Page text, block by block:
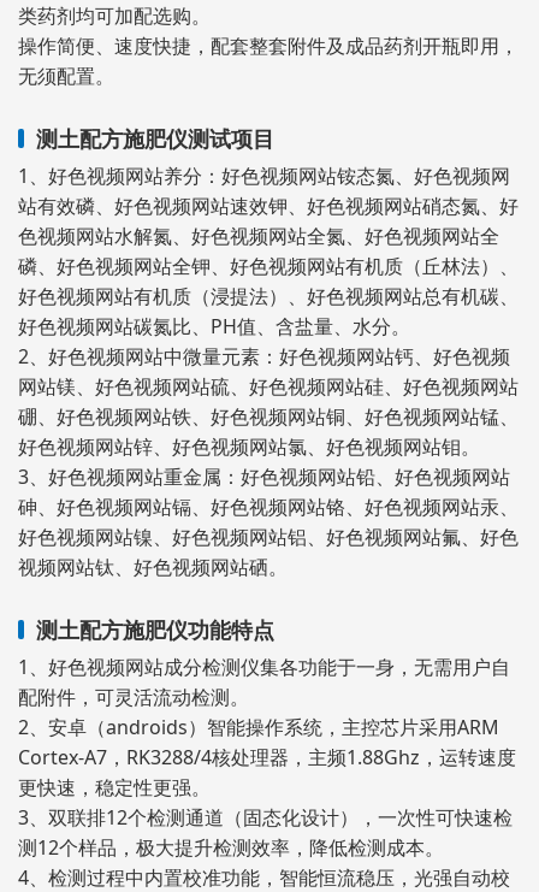
类药剂均可加配选购。
操作简便、速度快捷，配套整套附件及成品药剂开瓶即用，
无须配置。
测土配方施肥仪测试项目
1、好色视频网站养分：好色视频网站铵态氮、好色视频网
站有效磷、好色视频网站速效钾、好色视频网站硝态氮、好
色视频网站水解氮、好色视频网站全氮、好色视频网站全
磷、好色视频网站全钾、好色视频网站有机质（丘林法）、
好色视频网站有机质（浸提法）、好色视频网站总有机碳、
好色视频网站碳氮比、PH值、含盐量、水分。
2、好色视频网站中微量元素：好色视频网站钙、好色视频
网站镁、好色视频网站硫、好色视频网站硅、好色视频网站
硼、好色视频网站铁、好色视频网站铜、好色视频网站锰、
好色视频网站锌、好色视频网站氯、好色视频网站钼。
3、好色视频网站重金属：好色视频网站铅、好色视频网站
砷、好色视频网站镉、好色视频网站铬、好色视频网站汞、
好色视频网站镍、好色视频网站铝、好色视频网站氟、好色
视频网站钛、好色视频网站硒。
测土配方施肥仪功能特点
1、好色视频网站成分检测仪集各功能于一身，无需用户自
配附件，可灵活流动检测。
2、安卓（androids）智能操作系统，主控芯片采用ARM
Cortex-A7，RK3288/4核处理器，主频1.88Ghz，运转速度
更快速，稳定性更强。
3、双联排12个检测通道（固态化设计），一次性可快速检
测12个样品，极大提升检测效率，降低检测成本。
4、检测过程中内置校准功能，智能恒流稳压，光强自动校